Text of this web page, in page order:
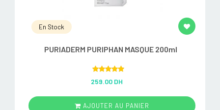
En Stock
PURIADERM PURIPHAN MASQUE 200ml
out of 5
259.00 DH
AJOUTER AU PANIER